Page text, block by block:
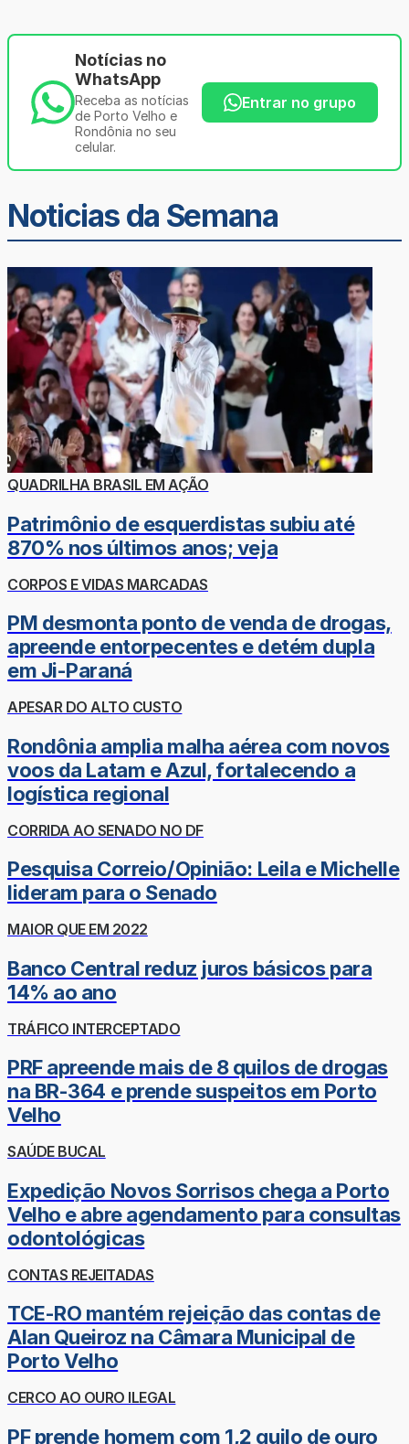
Notícias no
WhatsApp
Receba as notícias
de Porto Velho e
Rondônia no seu
celular.
Entrar no grupo
Noticias da Semana
QUADRILHA BRASIL EM AÇÃO
Patrimônio de esquerdistas subiu até
870% nos últimos anos; veja
CORPOS E VIDAS MARCADAS
PM desmonta ponto de venda de drogas,
apreende entorpecentes e detém dupla
em Ji-Paraná
APESAR DO ALTO CUSTO
Rondônia amplia malha aérea com novos
voos da Latam e Azul, fortalecendo a
logística regional
CORRIDA AO SENADO NO DF
Pesquisa Correio/Opinião: Leila e Michelle
lideram para o Senado
MAIOR QUE EM 2022
Banco Central reduz juros básicos para
14% ao ano
TRÁFICO INTERCEPTADO
PRF apreende mais de 8 quilos de drogas
na BR-364 e prende suspeitos em Porto
Velho
SAÚDE BUCAL
Expedição Novos Sorrisos chega a Porto
Velho e abre agendamento para consultas
odontológicas
CONTAS REJEITADAS
TCE-RO mantém rejeição das contas de
Alan Queiroz na Câmara Municipal de
Porto Velho
CERCO AO OURO ILEGAL
PF prende homem com 1,2 quilo de ouro